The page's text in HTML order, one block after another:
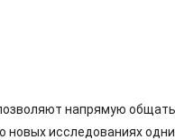
напрямую
исследованиях